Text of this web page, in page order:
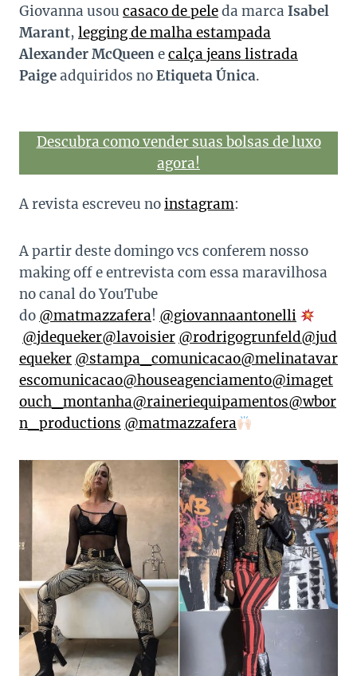
Giovanna usou casaco de peleda marca Isabel
Marant, legging de malha estampada
Alexander McQueenecalça jeans listrada
Paigeadquiridos noEtiqueta Única.
Descubra como vender suas bolsas de luxo
agora!
A revista escreveu noinstagram:
A partir deste domingo vcs conferem nosso
making off e entrevista com essa maravilhosa
no canal do YouTube
do @matmazzafera! @giovannaantonelli
@jdequeker@lavoisier @rodrigogrunfeld@jud
equeker @stampa_comunicacao@melinatavar
escomunicacao@houseagenciamento@imaget
ouch_montanha@raineriequipamentos@wbor
n_productions @matmazzafera